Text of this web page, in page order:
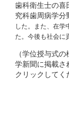
歯科衛生士の喜
究科歯周病学分
した。また、在学
た。今後も社会に
（学位授与式
学新聞に掲載さ
クリックしてく